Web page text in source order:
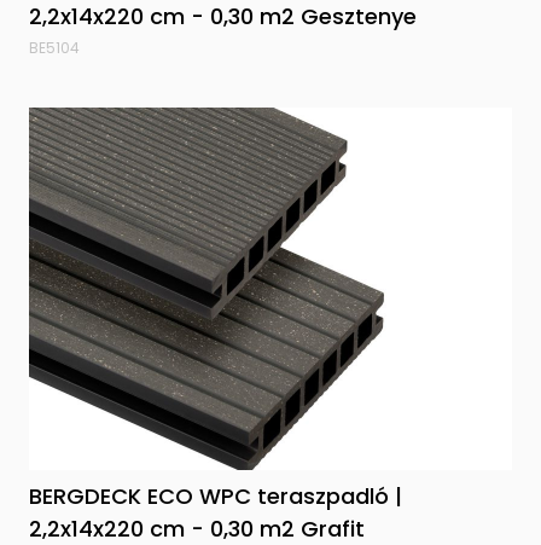
2,2x14x220 cm - 0,30 m2 Gesztenye
BE5104
BERGDECK ECO WPC teraszpadló |
2,2x14x220 cm - 0,30 m2 Grafit